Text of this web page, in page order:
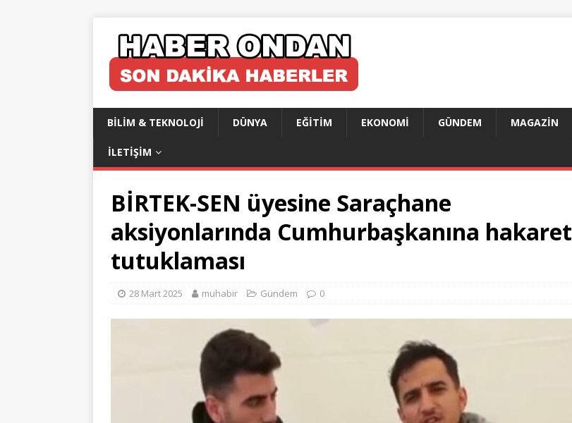
BILIM & TEKNOLOJI DÜNYA EĞITIM EKONOMI GÜNDEM MAGAZIN
İLETIŞIM
BİRTEK-SEN üyesine Saraçhane
aksiyonlarında Cumhurbaşkanına hakaret
tutuklaması
28 Mart 2025 muhabir Gündem 0